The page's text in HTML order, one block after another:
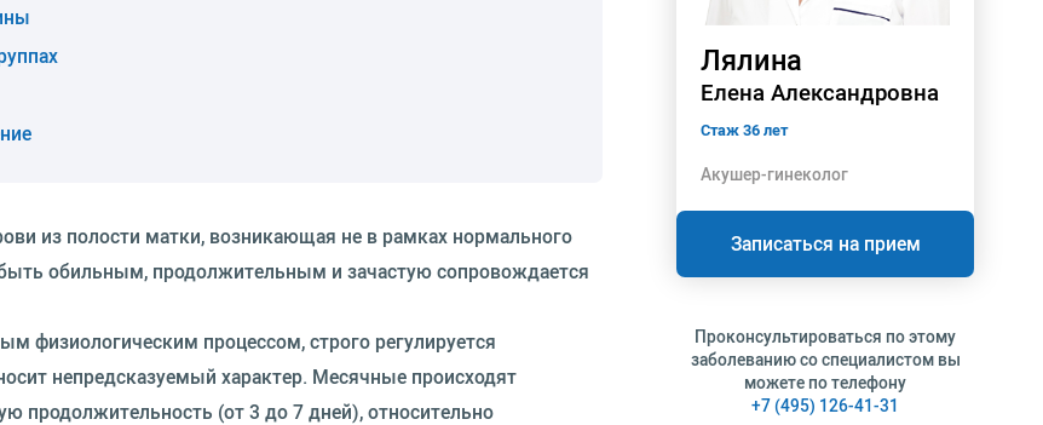
из полости матки, возникающая не в рамках нормального
обильным, продолжительным и зачастую сопровождается
физиологическим процессом, строго регулируется
непредсказуемый характер. Месячные происходят
продолжительность (от 3 до 7 дней), относительно
Лялина
Елена Александровна
Стаж 36 лет
Акушер-гинеколог
Записаться на прием
Проконсультироваться по этому
заболеванию со специалистом вы
можете по телефону
+7 (495) 126-41-31